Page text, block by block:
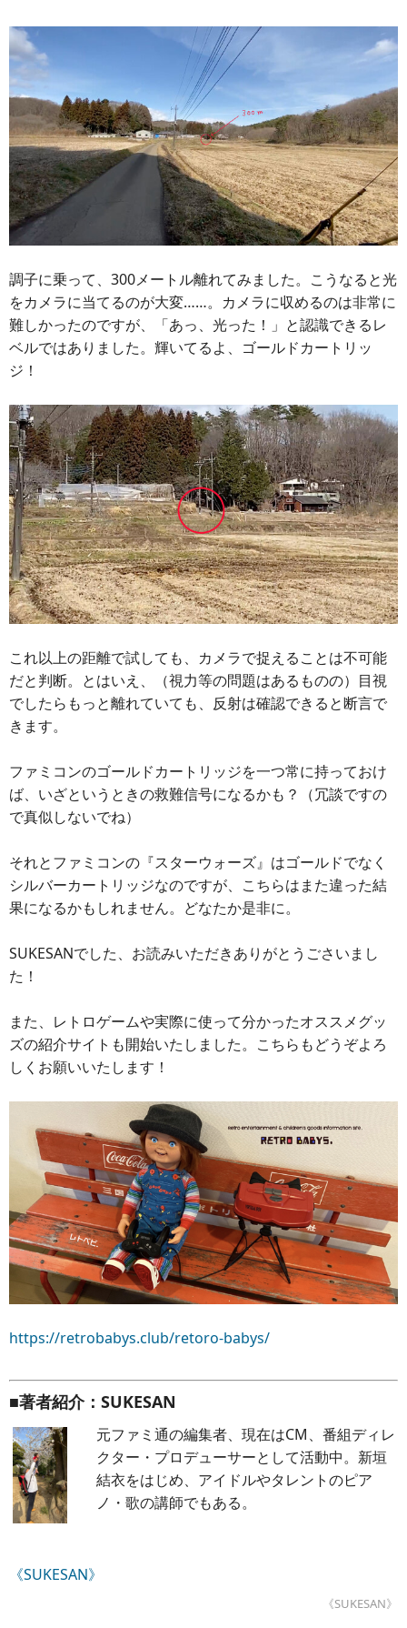
調子に乗って、300メートル離れてみました。こうなると光
をカメラに当てるのが大変……。カメラに収めるのは非常に
難しかったのですが、「あっ、光った！」と認識できるレ
ベルではありました。輝いてるよ、ゴールドカートリッ
ジ！
これ以上の距離で試しても、カメラで捉えることは不可能
だと判断。とはいえ、（視力等の問題はあるものの）目視
でしたらもっと離れていても、反射は確認できると断言で
きます。
ファミコンのゴールドカートリッジを一つ常に持っておけ
ば、いざというときの救難信号になるかも？（冗談ですの
で真似しないでね）
それとファミコンの『スターウォーズ』はゴールドでなく
シルバーカートリッジなのですが、こちらはまた違った結
果になるかもしれません。どなたか是非に。
SUKESANでした、お読みいただきありがとうごさいまし
た！
また、レトロゲームや実際に使って分かったオススメグッ
ズの紹介サイトも開始いたしました。こちらもどうぞよろ
しくお願いいたします！
https://retrobabys.club/retoro-babys/
■著者紹介：SUKESAN
元ファミ通の編集者、現在はCM、番組ディレ
クター・プロデューサーとして活動中。新垣
結衣をはじめ、アイドルやタレントのピア
ノ・歌の講師でもある。
《SUKESAN》
《SUKESAN》